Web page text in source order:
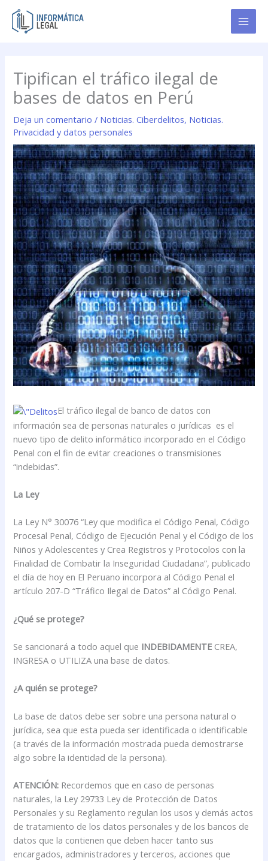
contenido
Tipifican el tráfico ilegal de
bases de datos en Perú
Deja un comentario / Noticias. Ciberdelitos, Noticias.
Privacidad y datos personales
El tráfico ilegal de banco de datos con
información sea de personas naturales o jurídicas es el
nuevo tipo de delito informático incorporado en el Código
Penal con el fin de evitar creaciones o transmisiones
“indebidas”.
La Ley
La Ley N° 30076 “Ley que modifica el Código Penal, Código
Procesal Penal, Código de Ejecución Penal y el Código de los
Niños y Adolescentes y Crea Registros y Protocolos con la
Finalidad de Combatir la Inseguridad Ciudadana”, publicado
el día de hoy en El Peruano incorpora al Código Penal el
artículo 207-D “Tráfico Ilegal de Datos” al Código Penal.
¿Qué se protege?
Se sancionará a todo aquel que INDEBIDAMENTECREA,
INGRESA o UTILIZA una base de datos.
¿A quién se protege?
La base de datos debe ser sobre una persona natural o
jurídica, sea que esta pueda ser identificada o identificable
(a través de la información mostrada pueda demostrarse
algo sobre la identidad de la persona).
ATENCIÓN: Recordemos que en caso de personas
naturales, la Ley 29733 Ley de Protección de Datos
Personales y su Reglamento regulan los usos y demás actos
de tratamiento de los datos personales y de los bancos de
datos que la contienen que deben hacer tanto sus
encargados, administradores y terceros, acciones que